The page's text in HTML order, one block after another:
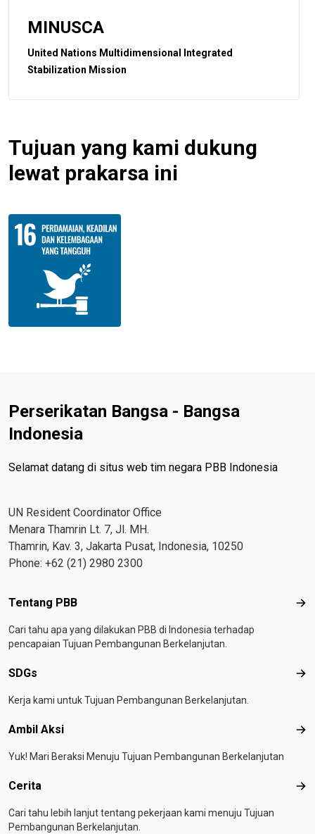
MINUSCA
United Nations Multidimensional Integrated
Stabilization Mission
Tujuan yang kami dukung
lewat prakarsa ini
Perserikatan Bangsa - Bangsa
Indonesia
Selamat datang di situs web tim negara PBB Indonesia
UN Resident Coordinator Office
Menara Thamrin Lt. 7, Jl. MH.
Thamrin, Kav. 3, Jakarta Pusat, Indonesia, 10250
Phone: +62 (21) 2980 2300
Footer menu
Tentang PBB
Cari tahu apa yang dilakukan PBB di Indonesia terhadap
pencapaian Tujuan Pembangunan Berkelanjutan.
SDGs
Kerja kami untuk Tujuan Pembangunan Berkelanjutan.
Ambil Aksi
Yuk! Mari Beraksi Menuju Tujuan Pembangunan Berkelanjutan
Cerita
Cari tahu lebih lanjut tentang pekerjaan kami menuju Tujuan
Pembangunan Berkelanjutan.